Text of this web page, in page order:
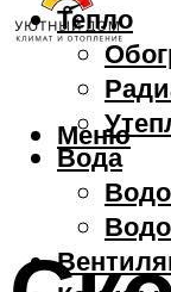
Тепло
Вода
Меню